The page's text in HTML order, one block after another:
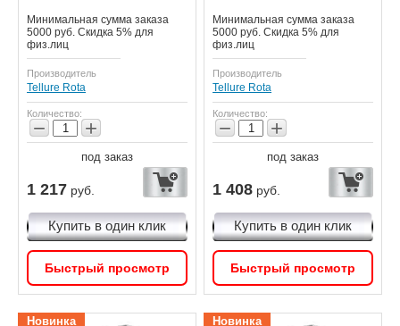
Минимальная сумма заказа
5000 руб. Скидка 5% для
физ.лиц
Производитель
Tellure Rota
Количество:
− +
под заказ
1 217 руб.
Купить в один клик
Быстрый просмотр
Минимальная сумма заказа
5000 руб. Скидка 5% для
физ.лиц
Производитель
Tellure Rota
Количество:
− +
под заказ
1 408 руб.
Купить в один клик
Быстрый просмотр
Новинка Новинка